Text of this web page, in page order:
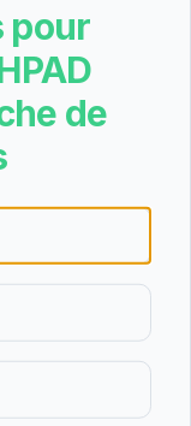
de
que ce
37 avis.
forger sa
pour
de